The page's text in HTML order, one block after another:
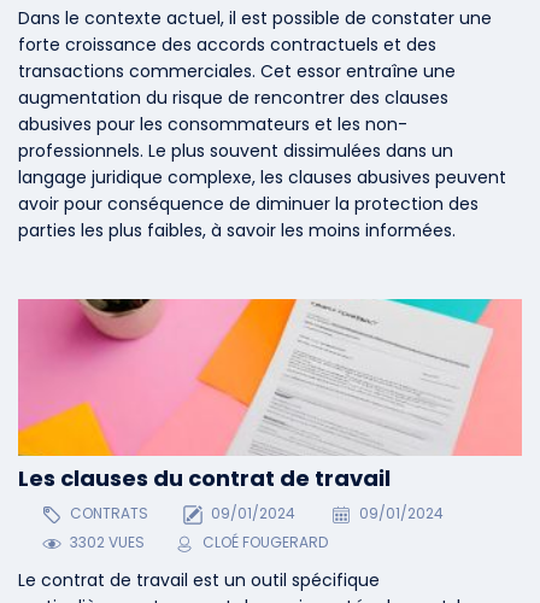
Dans le contexte actuel, il est possible de constater une
forte croissance des accords contractuels et des
transactions commerciales. Cet essor entraîne une
augmentation du risque de rencontrer des clauses
abusives pour les consommateurs et les non-
professionnels. Le plus souvent dissimulées dans un
langage juridique complexe, les clauses abusives peuvent
avoir pour conséquence de diminuer la protection des
parties les plus faibles, à savoir les moins informées.
Les clauses du contrat de travail
CONTRATS 09/01/2024
09/01/2024
3302 VUES
CLOÉ FOUGERARD
Le contrat de travail est un outil spécifique